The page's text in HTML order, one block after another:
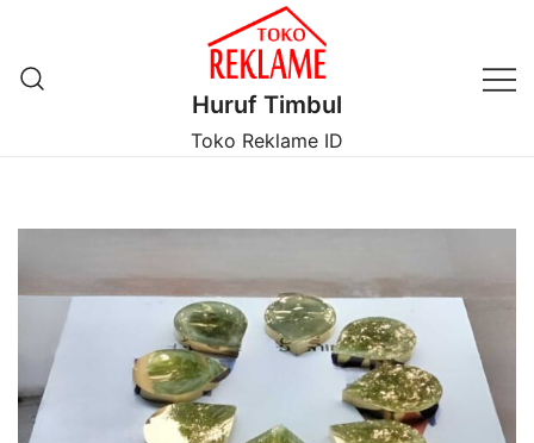
konten
Huruf Timbul
Toko Reklame ID